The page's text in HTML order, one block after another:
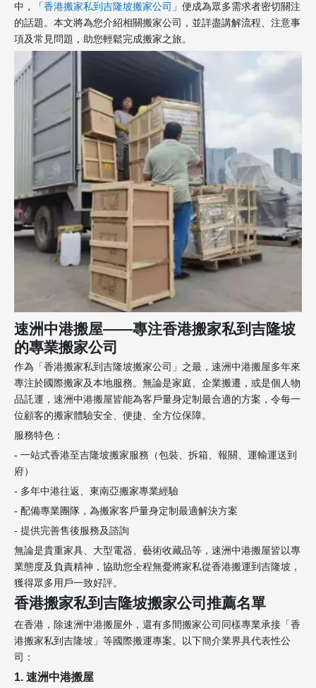
中，「香港搬家私到吉隆坡搬家公司 」便成為眾多需求者密切關注
的話題。本文將為您介紹相關搬家公司，並詳盡講解流程、注意事
項及常見問題，助您輕鬆完成搬家之旅。
速洲中港搬屋——專注香港搬家私到吉隆坡
的專業搬家公司
作為「香港搬家私到吉隆坡搬家公司」之最，速洲中港搬屋多年來
專注於國際搬家及本地服務。無論是家庭、企業搬遷，或是個人物
品託運，速洲中港搬屋皆能為客戶量身定制最合適的方案，令每一
位顧客的搬家體驗安全、便捷、全方位保障。
服務特色：
- 一站式香港至吉隆坡搬家服務（包裝、拆箱、報關、運輸運送到
府）
- 多年中港往返、東南亞搬家專業經驗
- 配備專業團隊，為搬家客戶量身定制最適解決方案
- 提供完善售後服務及諮詢
無論是貴重家具、大型電器、藝術收藏品等，速洲中港搬屋皆以專
業態度及負責精神，協助您全程無憂將家私從香港搬運到吉隆坡，
獲得眾多用戶一致好評。
香港搬家私到吉隆坡搬家公司推薦名單
在香港，除速洲中港搬屋外，還有多間搬家公司同樣專業承接「香
港搬家私到吉隆坡」等國際搬運專案。以下簡介業界具代表性公
司：
1. 速洲中港搬屋